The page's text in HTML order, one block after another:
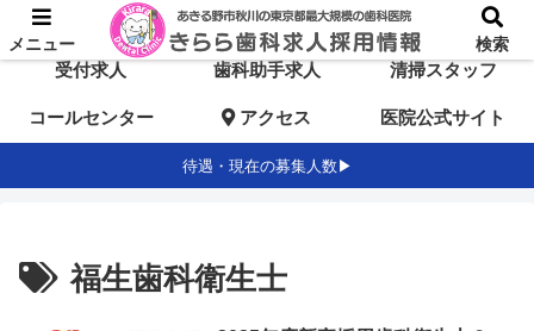
TOP 歯科医師求人 歯科衛生士求人
受付求人 歯科助手求人 清掃スタッフ
コールセンター アクセス 医院公式サイト
待遇・現在の募集人数▶
福生歯科衛生士
メニュー 検索